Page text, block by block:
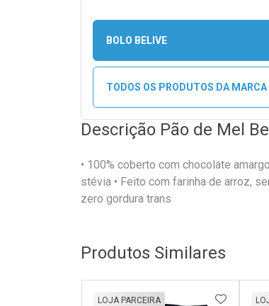
BOLO BELIVE
TODOS OS PRODUTOS DA MARCA
Descrição Pão de Mel
• 100% coberto com chocolate
stévia • Feito com farinha de arroz,
zero gordura trans
Produtos Similares
LOJA PARCEIRA